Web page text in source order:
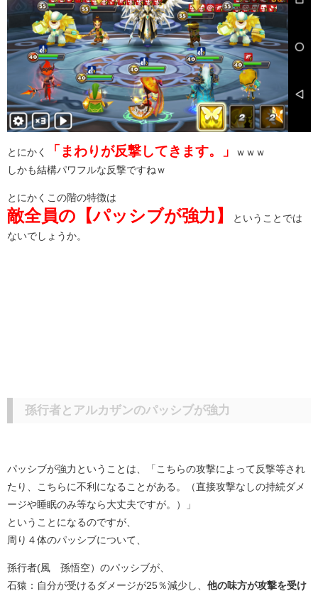
とにかく 「まわりが反撃してきます。」
ｗｗｗ
しかも結構パワフルな反撃ですねｗ
とにかくこの階の特徴は
敵全員の【パッシブが強力】
ということでは
ないでしょうか。
孫行者とアルカザンのパッシブが強力
パッシブが強力ということは、「こちらの攻撃によって反撃等され
たり、こちらに不利になることがある。（直接攻撃なしの持続ダメ
ージや睡眠のみ等なら大丈夫ですが。）」
ということになるのですが、
周り４体のパッシブについて、
孫行者(風 孫悟空）のパッシブが、
石猿：自分が受けるダメージが25％減少し、 他の味方が攻撃を受け